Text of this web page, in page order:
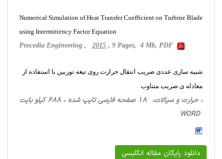
Numerical Simulation of Heat Transfer Coefficient on Turbine Blade
using Intermittency Factor Equation
Procedia Engineering , 2015 , 9 Pages, 4 Mb, PDF
شبیه سازی عددی ضریب انتقال حرارت روی تیغه توربین با استفاده از
معادله ی ضریب متناوب
، حرارت‌ و سیالات، 18 صفحه فارسی تایپ شده ، 688 کیلو بایت
WORD
دانلود رایگان مقاله انگلیسی